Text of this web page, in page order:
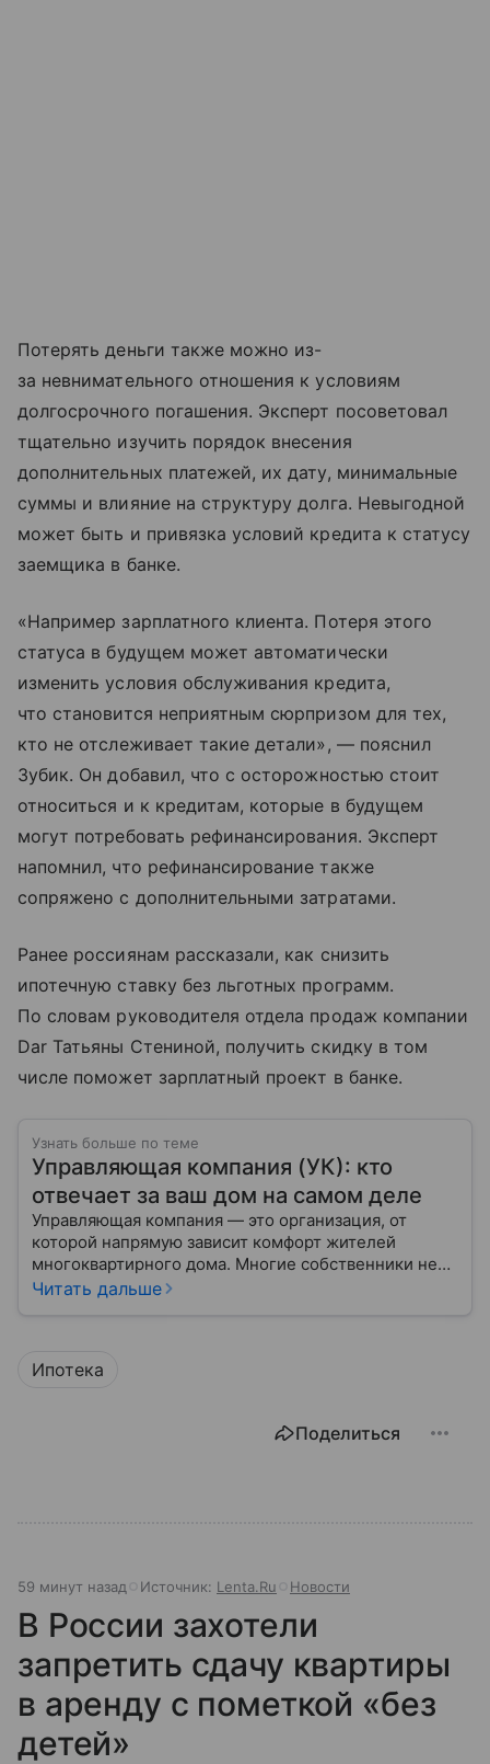
Потерять деньги также можно из-
за невнимательного отношения к условиям
долгосрочного погашения. Эксперт посоветовал
тщательно изучить порядок внесения
дополнительных платежей, их дату, минимальные
суммы и влияние на структуру долга. Невыгодной
может быть и привязка условий кредита к статусу
заемщика в банке.
«Например зарплатного клиента. Потеря этого
статуса в будущем может автоматически
изменить условия обслуживания кредита,
что становится неприятным сюрпризом для тех,
кто не отслеживает такие детали», — пояснил
Зубик. Он добавил, что с осторожностью стоит
относиться и к кредитам, которые в будущем
могут потребовать рефинансирования. Эксперт
напомнил, что рефинансирование также
сопряжено с дополнительными затратами.
Ранее россиянам рассказали, как снизить
ипотечную ставку без льготных программ.
По словам руководителя отдела продаж компании
Dar Татьяны Стениной, получить скидку в том
числе поможет зарплатный проект в банке.
Узнать больше по теме
Управляющая компания (УК): кто
отвечает за ваш дом на самом деле
Управляющая компания — это организация, от
которой напрямую зависит комфорт жителей
многоквартирного дома. Многие собственники не
до конца понимают, какие именно услуги УК
Читать дальше
Ипотека
Поделиться
59 минут назад Источник: Lenta.Ru Новости
В России захотели
запретить сдачу квартиры
в аренду с пометкой «без
детей»